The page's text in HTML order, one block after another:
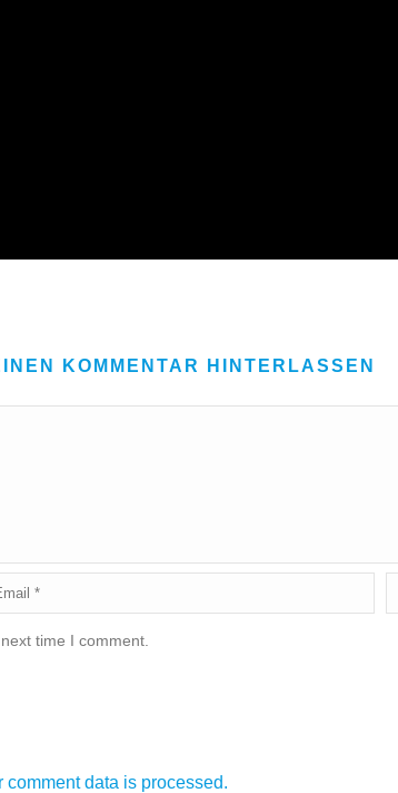
KOMMENTAR HINTERLASSEN
time I comment.
comment data is processed.